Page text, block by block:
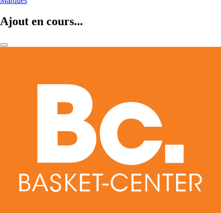
Ajout en cours...